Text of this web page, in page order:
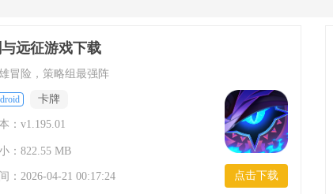
远征游戏下载
冒险，策略组最强阵
卡牌
：v1.195.01
：822.55 MB
：2026-04-21 00:17:24 点击下载